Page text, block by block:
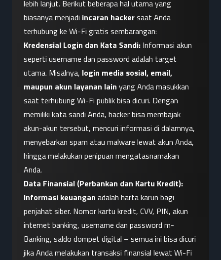
lebih lanjut. Berikut beberapa hal utama yang
biasanya menjadi incaran hacker saat Anda
terhubung ke Wi-Fi gratis sembarangan:
Kredensial Login dan Kata Sandi: Informasi akun
seperti username dan password adalah target
utama. Misalnya, login media sosial, email,
maupun akun layanan lain yang Anda masukkan
saat terhubung Wi-Fi publik bisa dicuri. Dengan
memiliki kata sandi Anda, hacker bisa membajak
akun-akun tersebut, mencuri informasi di dalamnya,
menyebarkan spam atau malware lewat akun Anda,
hingga melakukan penipuan mengatasnamakan
Anda.
Data Finansial (Perbankan dan Kartu Kredit):
Informasi keuangan adalah harta karun bagi
penjahat siber. Nomor kartu kredit, CVV, PIN, akun
internet banking, username dan password m-
Banking, saldo dompet digital – semua ini bisa dicuri
jika Anda melakukan transaksi finansial lewat Wi-Fi